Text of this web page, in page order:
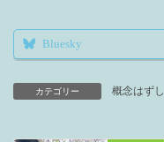
Bluesky
カテゴリー 概念はずし